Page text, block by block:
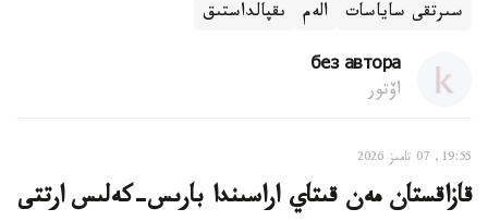
سىرتقى ساياسات الەم ىقپالداستىق
без автора
اۆتور
19:55, 07 تامىز 2026
قازاقستان مەن قىتاي اراسىندا بارىس-كەلىس ارتتى